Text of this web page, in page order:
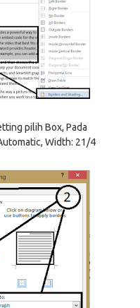
pilih Box, Pada
Width: 21/4